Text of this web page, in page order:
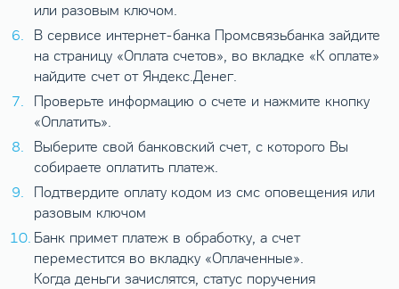
или разовым ключом.
В сервисе интернет-банка Промсвязьбанка зайдите
на страницу «Оплата счетов», во вкладке «К оплате»
найдите счет от Яндекс.Денег.
Проверьте информацию о счете и нажмите кнопку
«Оплатить».
Выберите свой банковский счет, с которого Вы
собираете оплатить платеж.
Подтвердите оплату кодом из смс оповещения или
разовым ключом
Банк примет платеж в обработку, а счет
переместится во вкладку «Оплаченные».
Когда деньги зачислятся, статус поручения